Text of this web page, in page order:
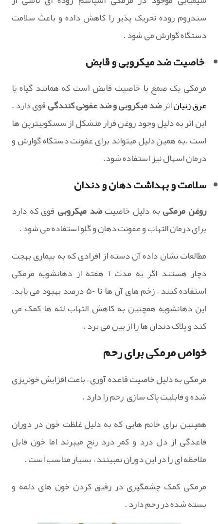
سندروم روده تحریک پذیر را کاهش داده و باعث سلامت
دستگاه گوارش می شود .
خاصیت ضد میکروبی و قابض
مرمکی یک صمغ با خاصیت قابض است که همانند گیاه یا
عرقزنیاناثرضد میکروبی و ضد عفونی کنندگیقوی دارد .
این اثر به دلیل وجود روغن فرار متشکل از سسکوییترپن ها
است .به همین دلیل میتواند برای عفونت دستگاه گوارش و
درمان اسهال نیز استفاده شود.
سلامت و بهداشت دهان و دندان
روغن مرمکیبه دلیل خاصیتضد میکروبی قوی که دارد
برای درمان التهاب و عفونت دهان و گلو استفاده می شود .
مطالعات نشان داده آن دسته از افرادی که به بیماری بهجت
دچار هستند اگر به مدت ۱ هفته از دهانشویه مرمکی
استفاده کنند ، زخم های آن ها تا ۵۰ درصد بهبود می یابد.
این دهانشویه همچنین به کاهش التهاب لثه ها کمک می
کند و پلاک دندان ها را از بین می برد .
خواص مرمکی برای رحم
مرمکی به دلیل خاصیت قاعده آوری ، باعث افزایش خونریزی
شده و قابلیت پاک سازی رحم را دارد .
همپنین برای خانم هایی که به دلیل غلظت خون در دوران
قاعدگی از دل درد و کمر درد رنج میبرند اما خون قابل
ملاحظه ای را در این دوران نمبینند ، بسیار مناسب است .
مرمکی کمک چشمگیری در رقیق کردن خون های دلمه و
بسته شده در رحم دارد .